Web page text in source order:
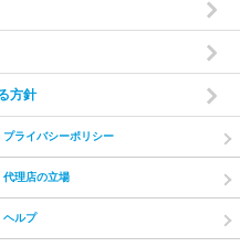
方針
プライバシーポリシー
代理店の立場
ヘルプ